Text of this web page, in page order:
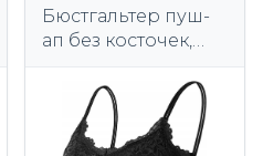
Бюстгальтер пуш-
ап без косточек,
бюстгальтер без
косточек, черный,
M/L